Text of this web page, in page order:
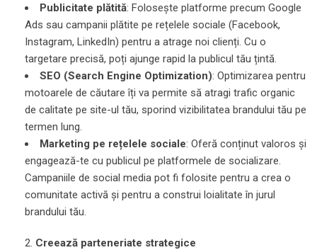
Publicitate plătită: Folosește platforme precum Google
Ads sau campanii plătite pe rețelele sociale (Facebook,
Instagram, LinkedIn) pentru a atrage noi clienți. Cu o
targetare precisă, poți ajunge rapid la publicul tău țintă.
SEO (Search Engine Optimization): Optimizarea pentru
motoarele de căutare îți va permite să atragi trafic organic
de calitate pe site-ul tău, sporind vizibilitatea brandului tău pe
termen lung.
Marketing pe rețelele sociale: Oferă conținut valoros și
engagează-te cu publicul pe platformele de socializare.
Campaniile de social media pot fi folosite pentru a crea o
comunitate activă și pentru a construi loialitate în jurul
brandului tău.
Creează parteneriate strategice